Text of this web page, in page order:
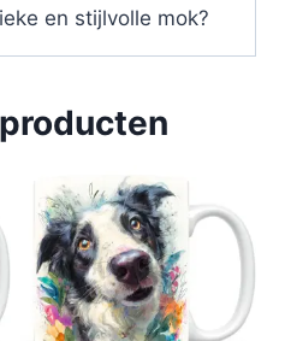
en stijlvolle mok?